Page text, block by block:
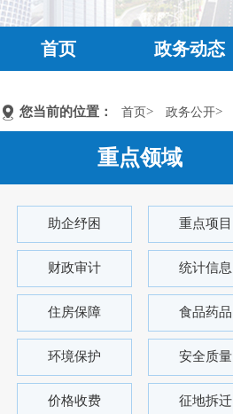
首页 政务动态
您当前的位置： 首页> 政务公开>
重点领域
助企纾困 重点项目
财政审计 统计信息
住房保障 食品药品
环境保护 安全质量
价格收费 征地拆迁